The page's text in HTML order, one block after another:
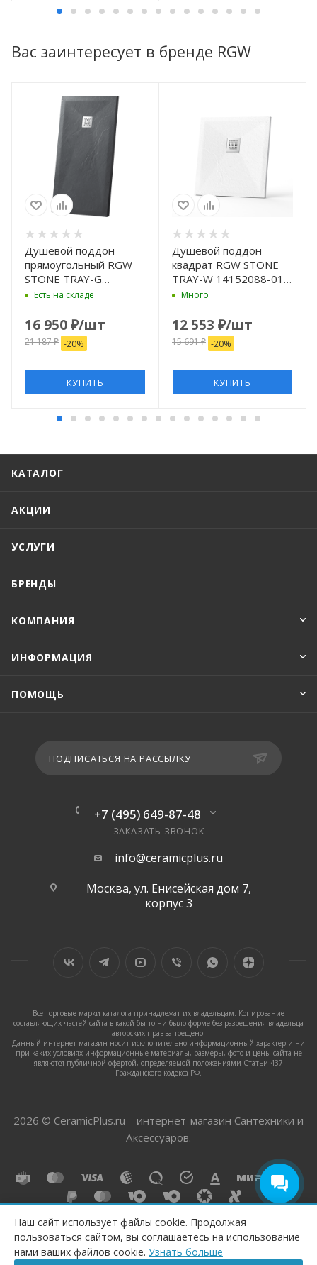
ПОД ЗАКАЗ
Вас заинтересует в бренде RGW
Душевой поддон
прямоугольный RGW
STONE TRAY-G
14152812-02-11
Есть на складе
16 950₽/шт
21 187₽ -20%
КУПИТЬ
Душевой поддон
квадрат RGW STONE
TRAY-W 14152088-01-
11 800x800
Много
12 553 ₽/шт
15 691₽ -20%
КУПИТЬ
КАТАЛОГ
АКЦИИ
УСЛУГИ
БРЕНДЫ
КОМПАНИЯ
ИНФОРМАЦИЯ
ПОМОЩЬ
ПОДПИСАТЬСЯ НА РАССЫЛКУ
+7 (495) 649-87-48
ЗАКАЗАТЬ ЗВОНОК
info@ceramicplus.ru
Москва, ул. Енисейская дом 7,
корпус 3
Все торговые марки каталога принадлежат их владельцам. Копирование
составляющих частей сайта в какой бы то ни было форме без разрешения владельца
авторских прав запрещено.
Данный интернет-магазин носит исключительно информационный характер и ни
при каких условиях информационные материалы, размеры, фото и цены сайта не
являются публичной офертой, определяемой положениями Статьи 437
Гражданского кодекса РФ.
2026 © CeramicPlus.ru – интернет-магазин Сантехники и
Аксессуаров.
Наш сайт использует файлы cookie. Продолжая
пользоваться сайтом, вы соглашаетесь на использование
нами ваших файлов cookie. Узнать больше